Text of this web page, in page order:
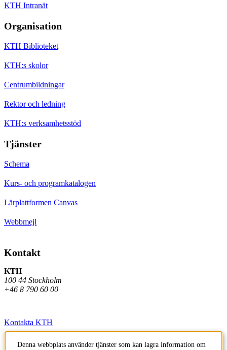
KTH Intranät
Organisation
KTH Biblioteket
KTH:s skolor
Centrumbildningar
Rektor och ledning
KTH:s verksamhetsstöd
Tjänster
Schema
Kurs- och programkatalogen
Lärplattformen Canvas
Webbmejl
Kontakt
KTH
100 44 Stockholm
+46 8 790 60 00
Kontakta KTH
Jobba på KTH
Denna webbplats använder tjänster som kan lagra information om